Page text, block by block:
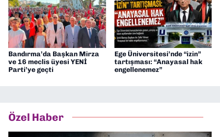
Bandırma’da Başkan Mirza
ve 16 meclis üyesi YENİ
Parti’ye geçti
Ege Üniversitesi’nde “izin”
tartışması: “Anayasal hak
engellenemez”
Özel Haber